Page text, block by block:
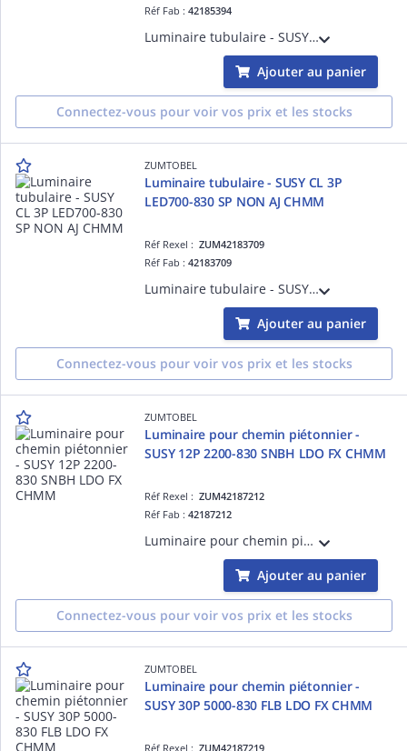
Réf Fab :42185394
Luminaire tubulaire - SUSY CL 6P LED1400-840 SP NON AJ CHMM - Projecteur LED pour éclairage de mise en valeur ¿ 4.5 m ¿ 1368 lm ¿ 18W ¿ 30° ¿ 4000K ¿ Ra>80 ¿ IP68
Ajouter au panier
Connectez-vous pour voir vos prix et les stocks
ZUMTOBEL
Luminaire tubulaire - SUSY CL 3P
LED700-830 SP NON AJ CHMM
Réf Rexel :ZUM42183709
Réf Fab :42183709
Luminaire tubulaire - SUSY CL 3P LED700-830 SP NON AJ CHMM - Projecteur LED pour éclairage de mise en valeur ¿ 4.5 m ¿ 663 lm ¿ 9W ¿ 30° ¿ 3000K ¿ Ra>80 ¿ IP68
Ajouter au panier
Connectez-vous pour voir vos prix et les stocks
ZUMTOBEL
Luminaire pour chemin piétonnier -
SUSY 12P 2200-830 SNBH LDO FX CHMM
Réf Rexel :ZUM42187212
Réf Fab :42187212
Luminaire pour chemin piétonnier - SUSY 12P 2200-830 SNBH LDO FX CHMM - Boîtier de commande pour pilotage de projecteurs LED ¿ 4.5 m ¿ 2243 lm ¿ 29W ¿ 30° ¿ 3000K ¿ Ra>80 ¿ IP67 ¿ version DALI
Ajouter au panier
Connectez-vous pour voir vos prix et les stocks
ZUMTOBEL
Luminaire pour chemin piétonnier -
SUSY 30P 5000-830 FLB LDO FX CHMM
Réf Rexel :ZUM42187219